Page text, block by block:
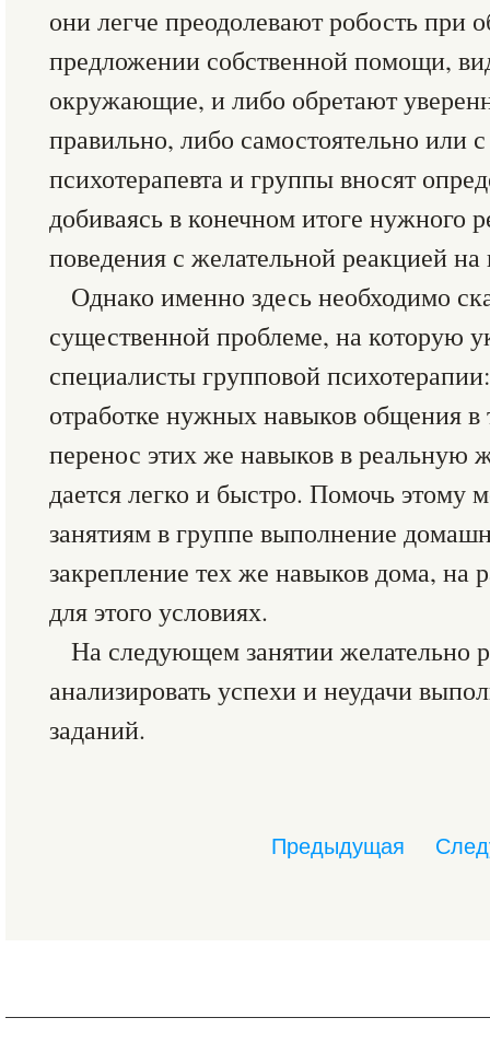
они легче преодолевают робость при
предложении собственной помощи,
окружающие, и либо обретают
правильно, либо самостоятельно или
психотерапевта и группы вносят
добиваясь в конечном итоге нужного
поведения с желательной реакцией
Однако именно здесь необходимо
существенной проблеме, на которую
специалисты групповой
отработке нужных навыков общения в
перенос этих же навыков в реальную
дается легко и быстро. Помочь этому
занятиям в группе выполнение
закрепление тех же навыков дома, на
для этого условиях.
На следующем занятии желательно
анализировать успехи и неудачи
заданий.
Предыдущая